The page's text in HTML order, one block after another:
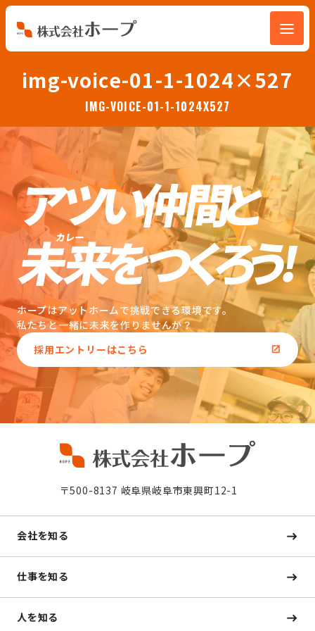
会社を知る
人を知る
環境を知る
お知らせ
ホープブログ
img-voice-01-1-1024×527
IMG-VOICE-01-1-1024X527
ホープはアットホームで挑戦できる環境です。
私たちと一緒に未来を作りませんか？
採用エントリーはこちら
〒500-8137 岐阜県岐阜市東興町12-1
会社を知る
仕事を知る
人を知る